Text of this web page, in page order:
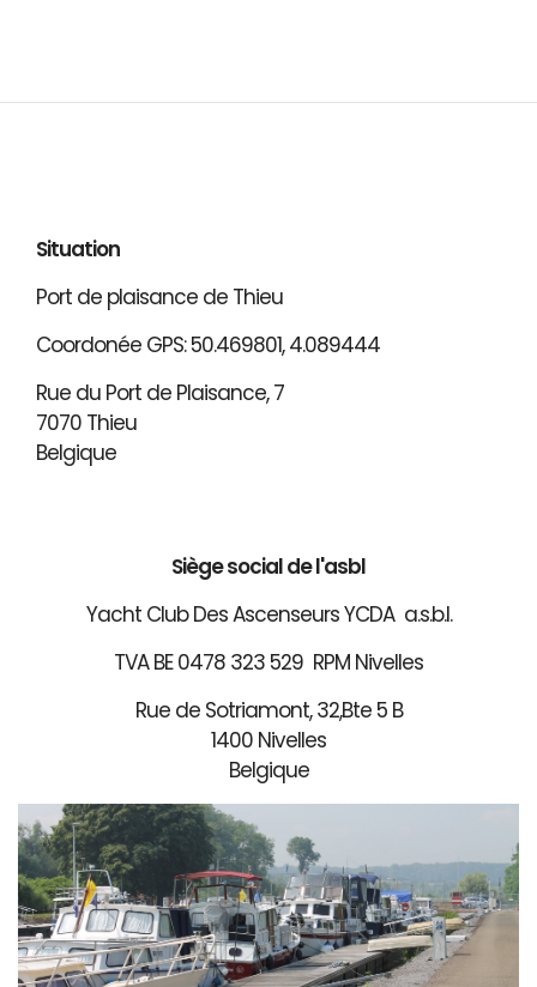
Situation
Port de plaisance de Thieu
Coordonée GPS: 50.469801, 4.089444
Rue du Port de Plaisance, 7
7070 Thieu
Belgique
Siège social de l'asbl
Yacht Club Des Ascenseurs YCDA a.s.b.l.
TVA BE 0478 323 529 RPM Nivelles
Rue de Sotriamont, 32,Bte 5 B
1400 Nivelles
Belgique